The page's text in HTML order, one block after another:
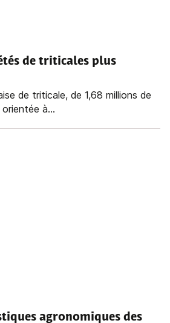
de triticales plus
de triticale, de 1,68 millions de
à...
agronomiques des